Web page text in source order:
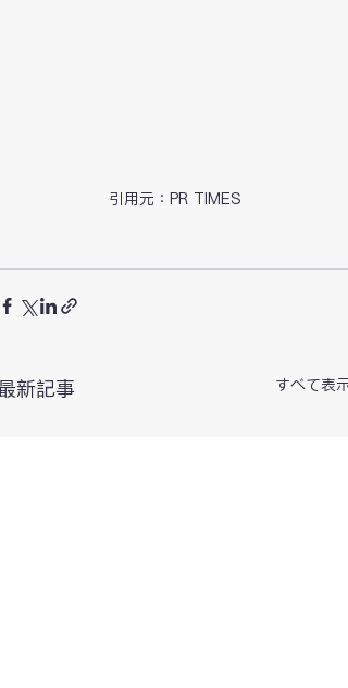
引用元：PR TIMES
新記事 すべて表示